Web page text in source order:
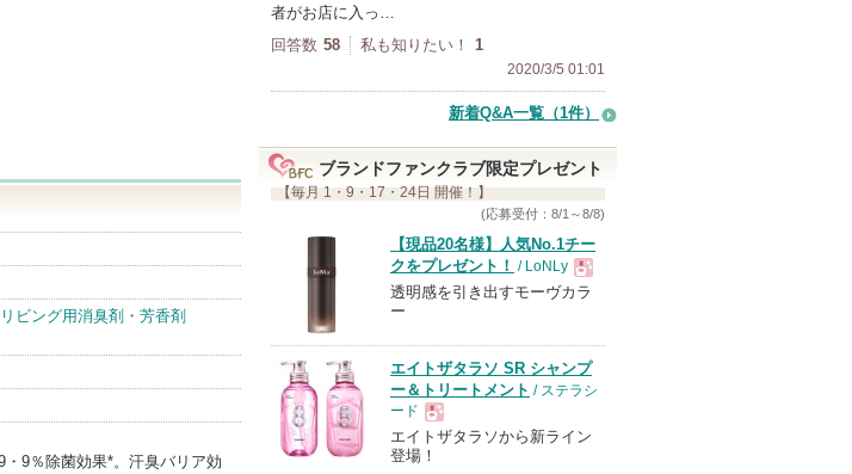
ビング用消臭剤・芳香剤
9％除菌効果*。汗臭バリア効
者がお店に入っ…
回答数 58 私も知りたい！ 1
2020/3/5 01:01
新着Q&A一覧（1件）
ブランドファンクラブ限定プレゼント
【毎月 1・9・17・24日 開催！】
(応募受付：8/1～8/8)
【現品20名様】人気No.1チー
クをプレゼント！ / LoNLy
現
品
透明感を引き出すモーヴカラ
ー
エイトザタラソ SR シャンプ
ー＆トリートメント / ステラシ
ード
現
エイトザタラソから新ライン
登場！